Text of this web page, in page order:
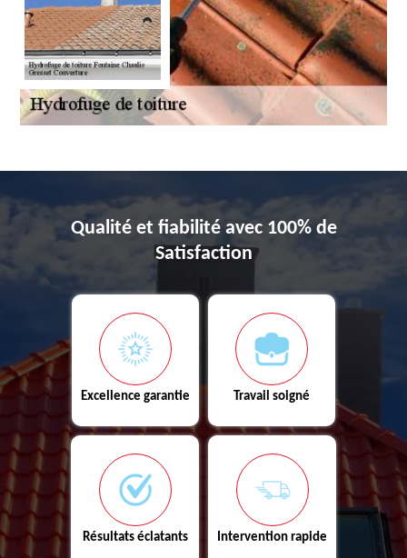
Qualité et fiabilité avec 100% de
Satisfaction
Excellence garantie Travail soigné
Résultats éclatants Intervention rapide